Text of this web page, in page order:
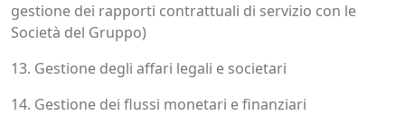
gestione dei rapporti contrattuali di servizio con le
Società del Gruppo)
13. Gestione degli affari legali e societari
14. Gestione dei flussi monetari e finanziari